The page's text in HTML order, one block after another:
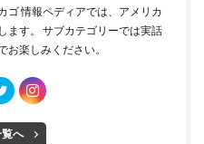
情報ペディアでは、アメリカ
ます。 サブカテゴリーでは実話
楽しみください。
へ